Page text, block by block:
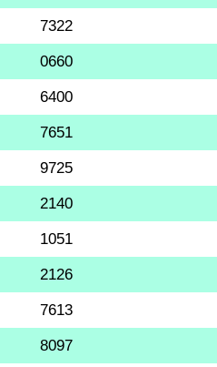
7322
0660
6400
7651
9725
2140
1051
2126
7613
8097